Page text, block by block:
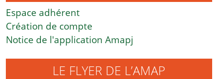
Espace adhérent
Création de compte
Notice de l'application Amapj
LE FLYER DE L’AMAP